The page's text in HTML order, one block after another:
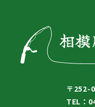
〒252-
TEL：